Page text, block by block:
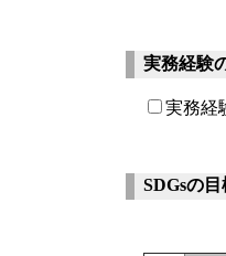
実務経験
実務経
SDGsの目